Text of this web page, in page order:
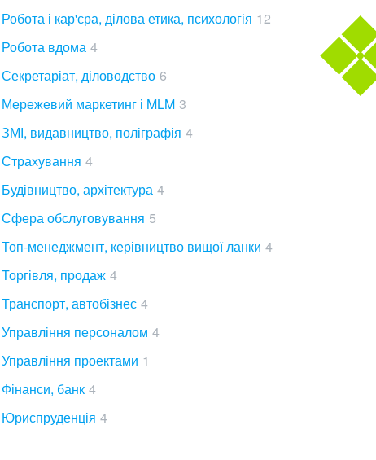
Робота і кар'єра, ділова етика, психологія 12
Робота вдома 4
Секретаріат, діловодство 6
Мережевий маркетинг і MLM 3
ЗМІ, видавництво, поліграфія 4
Страхування 4
Будівництво, архітектура 4
Сфера обслуговування 5
Топ-менеджмент, керівництво вищої ланки 4
Торгівля, продаж 4
Транспорт, автобізнес 4
Управління персоналом 4
Управління проектами 1
Фінанси, банк 4
Юриспруденція 4